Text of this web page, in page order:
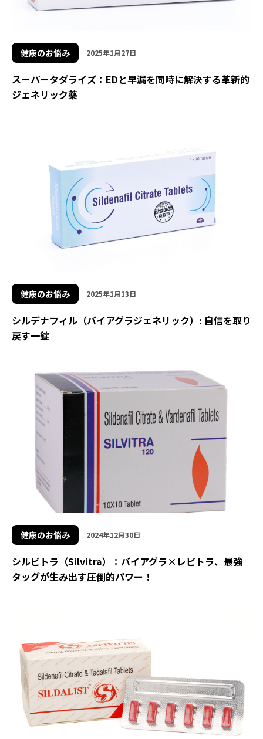
健康のお悩み 2025年1月27日
スーパータダライズ：EDと早漏を同時に解決する革新的
ジェネリック薬
健康のお悩み 2025年1月13日
シルデナフィル（バイアグラジェネリック）: 自信を取り
戻す一錠
健康のお悩み 2024年12月30日
シルビトラ（Silvitra）：バイアグラ×レビトラ、最強
タッグが生み出す圧倒的パワー！